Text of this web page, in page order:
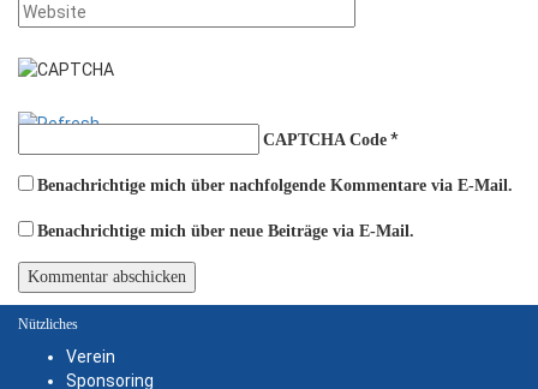
CAPTCHA Code *
Benachrichtige mich über nachfolgende Kommentare via E-Mail.
Benachrichtige mich über neue Beiträge via E-Mail.
Nützliches
Verein
Sponsoring